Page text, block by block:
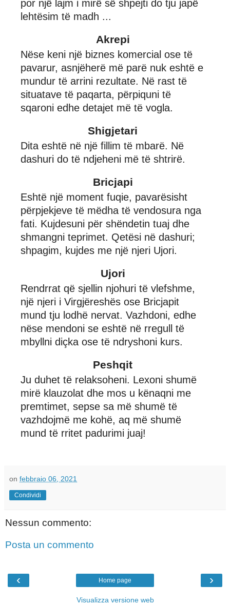
por një lajm i mirë së shpejti do tju japë
lehtësim të madh ...
Akrepi
Nëse keni një biznes komercial ose të
pavarur, asnjëherë më parë nuk eshtë e
mundur të arrini rezultate. Në rast të
situatave të paqarta, përpiquni të
sqaroni edhe detajet më të vogla.
Shigjetari
Dita eshtë në një fillim të mbarë. Në
dashuri do të ndjeheni më të shtrirë.
Bricjapi
Eshtë një moment fuqie, pavarësisht
përpjekjeve të mëdha të vendosura nga
fati. Kujdesuni për shëndetin tuaj dhe
shmangni teprimet. Qetësi në dashuri;
shpagim, kujdes me një njeri Ujori.
Ujori
Rendrrat që sjellin njohuri të vlefshme,
një njeri i Virgjëreshës ose Bricjapit
mund tju lodhë nervat. Vazhdoni, edhe
nëse mendoni se eshtë në rregull të
mbyllni diçka ose të ndryshoni kurs.
Peshqit
Ju duhet të relaksoheni. Lexoni shumë
mirë klauzolat dhe mos u kënaqni me
premtimet, sepse sa më shumë të
vazhdojmë me kohë, aq më shumë
mund të rritet padurimi juaj!
on febbraio 06, 2021
Condividi
Nessun commento:
Posta un commento
‹ ›
Home page
Visualizza versione web